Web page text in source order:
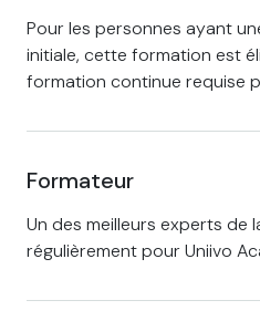
Pour les personnes ayant
initiale, cette formation est
formation continue requise
Formateur
Un des meilleurs experts de
régulièrement pour Uniivo